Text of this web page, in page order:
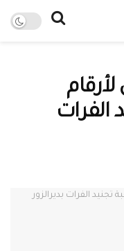
الفرات